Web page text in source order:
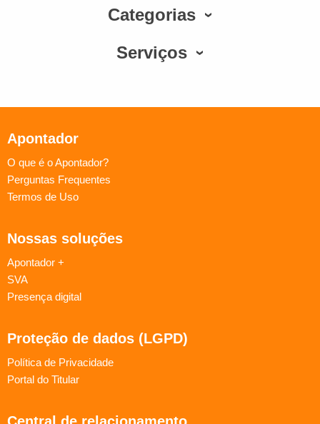
Categorias
Serviços
Apontador
O que é o Apontador?
Perguntas Frequentes
Termos de Uso
Nossas soluções
Apontador +
SVA
Presença digital
Proteção de dados (LGPD)
Política de Privacidade
Portal do Titular
Central de relacionamento